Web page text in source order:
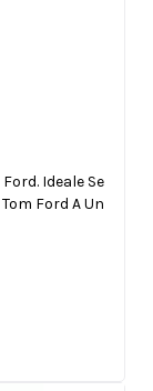
Ideale Se
Ford A Un